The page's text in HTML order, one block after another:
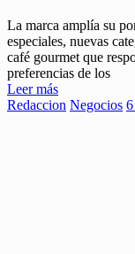
La marca amplía su
especiales, nuevas
café gourmet que
preferencias de los
Leer más
Redaccion Negocios